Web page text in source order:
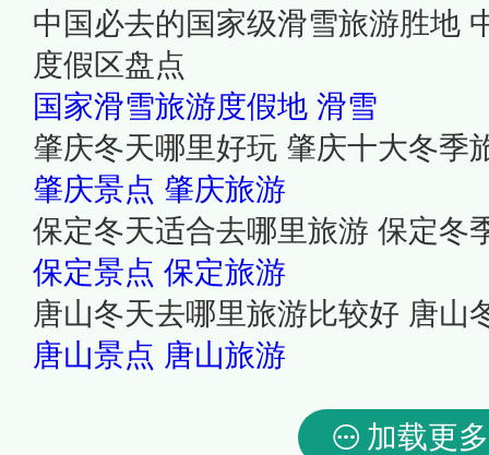
中国必去的国家级滑雪旅游胜地
度假区盘点
国家滑雪旅游度假地 滑雪
肇庆冬天哪里好玩 肇庆十大冬季
肇庆景点 肇庆旅游
保定冬天适合去哪里旅游 保定冬
保定景点 保定旅游
唐山冬天去哪里旅游比较好 唐山
唐山景点 唐山旅游
加载更多